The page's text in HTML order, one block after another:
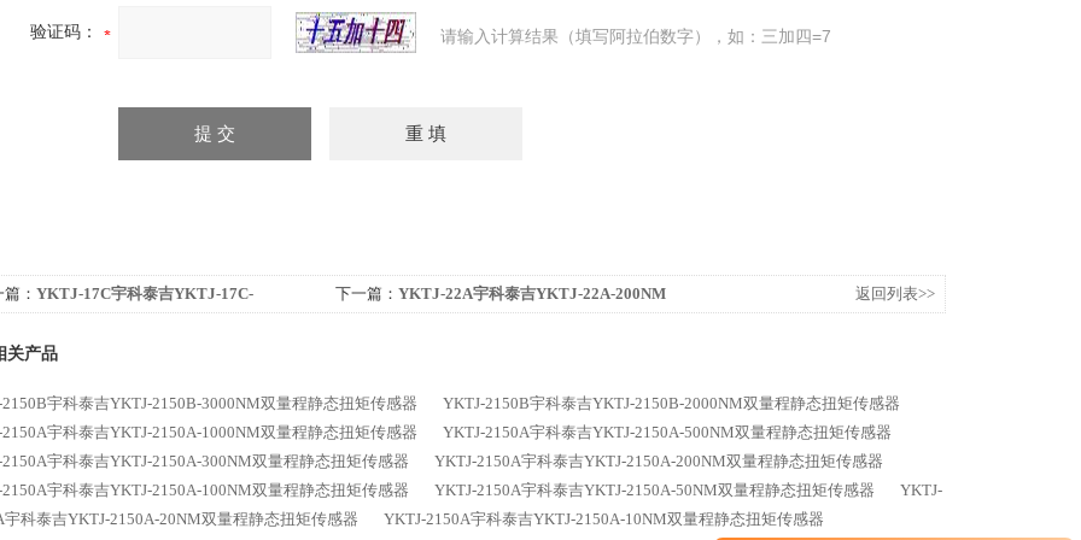
验证码： 请输入计算结果（填写阿拉伯数字），如：三加四=7
： YKTJ-17C宇科泰吉YKTJ-17C-
下一篇： YKTJ-22A宇科泰吉YKTJ-22A-200NM
返回列表>>
关产品
宇科泰吉YKTJ-2150B-3000NM双量程静态扭矩传感器
YKTJ-2150B宇科泰吉YKTJ-2150B-2000NM双量程静态扭矩传感器
宇科泰吉YKTJ-2150A-1000NM双量程静态扭矩传感器
YKTJ-2150A宇科泰吉YKTJ-2150A-500NM双量程静态扭矩传感器
宇科泰吉YKTJ-2150A-300NM双量程静态扭矩传感器
YKTJ-2150A宇科泰吉YKTJ-2150A-200NM双量程静态扭矩传感器
宇科泰吉YKTJ-2150A-100NM双量程静态扭矩传感器
YKTJ-2150A宇科泰吉YKTJ-2150A-50NM双量程静态扭矩传感器
YKTJ-
宇科泰吉YKTJ-2150A-20NM双量程静态扭矩传感器
YKTJ-2150A宇科泰吉YKTJ-2150A-10NM双量程静态扭矩传感器